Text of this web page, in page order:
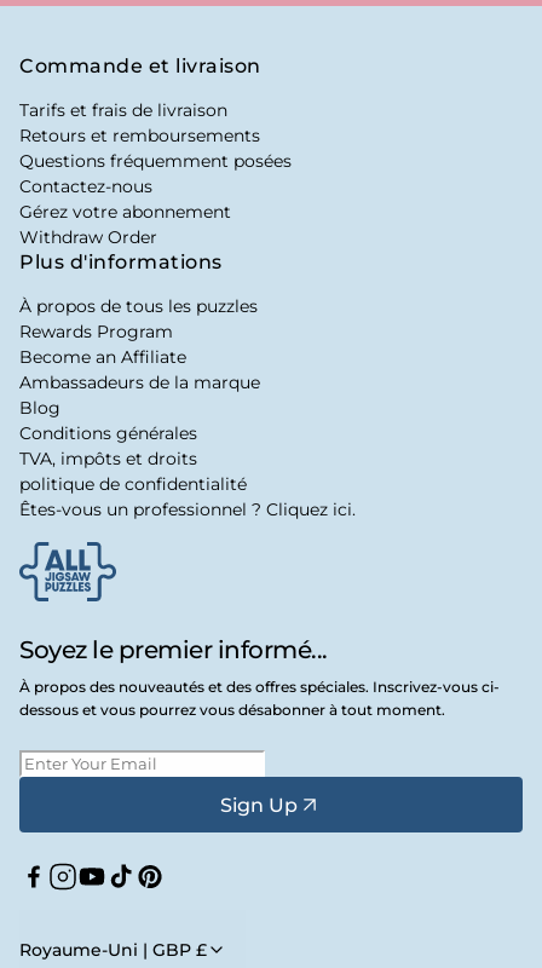
Soyez le premier informé...
À propos des nouveautés et des offres spéciales. Inscrivez-vous ci-
dessous et vous pourrez vous désabonner à tout moment.
Sign Up
Facebook
Instagram
YouTube
TikTokPinterest
Royaume-Uni | GBP £
Commande et livraison
Tarifs et frais de livraison
Retours et remboursements
Questions fréquemment posées
Contactez-nous
Gérez votre abonnement
Withdraw Order
Plus d'informations
À propos de tous les puzzles
Rewards Program
Become an Affiliate
Ambassadeurs de la marque
Blog
Conditions générales
TVA, impôts et droits
politique de confidentialité
Êtes-vous un professionnel ? Cliquez ici.